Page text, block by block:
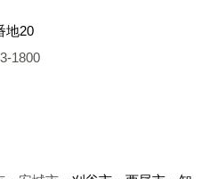
地20
1800